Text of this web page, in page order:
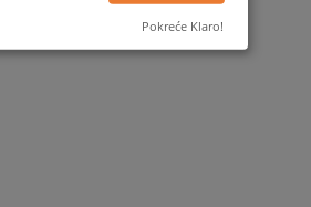
Pokreće Klaro!